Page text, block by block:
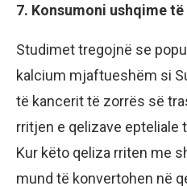
7. Konsumoni ushqime
Studimet tregojnë se
kalcium mjaftueshëm si
të kancerit të zorrës së
rritjen e qelizave epteliale
Kur këto qeliza rriten me
mund të konvertohen në